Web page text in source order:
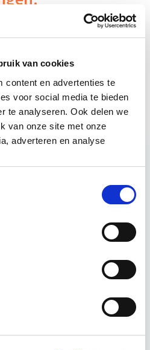
van cookies
content en advertenties te
voor social media te bieden
te analyseren. Ook delen we
van onze site met onze
adverteren en analyse
Start wo 9 sep
bij dit artikel
je duurzaamheid
(DMJOP). Hierbij